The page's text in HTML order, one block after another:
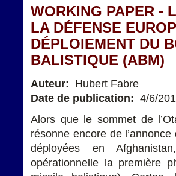
WORKING PAPER -
LA DÉFENSE
DÉPLOIEMENT DU
BALISTIQUE (ABM)
Auteur: Hubert Fabre
Date de publication: 4/6/
Alors que le sommet de
résonne encore de
déployées en
opérationnelle la première